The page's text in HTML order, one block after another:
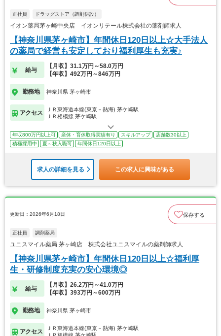
正社員 ドラッグストア（調剤併設）
イオン薬局茅ヶ崎中央店 イオンリテール株式会社の薬剤師求人
【神奈川県茅ヶ崎市】年間休日120日以上☆大手法人
の薬局で経営も安定しており福利厚生も充実♪
給与
【月収】31.1万円～58.0万円
【年収】492万円～846万円
勤務地 神奈川県 茅ヶ崎市
アクセス
ＪＲ東海道本線(東京－熱海) 茅ケ崎駅
ＪＲ相模線 茅ケ崎駅
年収800万円以上可 産休・育休取得実績有り スキルアップ
店舗数30以上
積極採用中
夏～秋入職可 年間休日120日以上
求人の詳細を見る この求人に興味がある
更新日：2026年6月18日 保存する
正社員 調剤薬局
ユニスマイル薬局 茅ヶ崎店 株式会社ユニスマイルの薬剤師求人
【神奈川県茅ヶ崎市】年間休日120日以上☆福利厚
生・研修制度充実の安心環境◎
給与
【月収】26.2万円～41.0万円
【年収】393万円～600万円
勤務地 神奈川県 茅ヶ崎市
アクセス
ＪＲ東海道本線(東京－熱海) 茅ケ崎駅